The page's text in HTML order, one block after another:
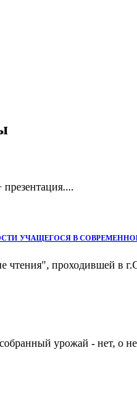
УЧАЩЕГОСЯ В
чтения", проходившей в
урожай - нет, о